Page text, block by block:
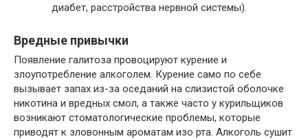
диабет, расстройства нервной системы).
Вредные привычки
Появление галитоза провоцируют курение и
злоупотребление алкоголем. Курение само по себе
вызывает запах из-за оседаний на слизистой оболочке
никотина и вредных смол, а также часто у курильщиков
возникают стоматологические проблемы, которые
приводят к зловонным ароматам изо рта. Алкоголь сушит